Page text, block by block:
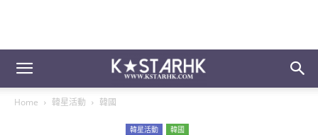
Home 韓星活動 韓國
韓星活動 韓國